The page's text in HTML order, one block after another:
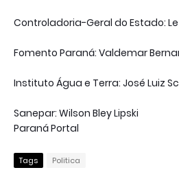
Controladoria-Geral do Estado:
Fomento Paraná: Valdemar
Instituto Água e Terra: José Luiz
Sanepar: Wilson Bley Lipski
Paraná Portal
Tags Politica